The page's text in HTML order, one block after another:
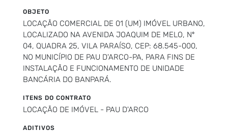
OBJETO
LOCAÇÃO COMERCIAL DE 01 (UM) IMÓVEL URBANO,
LOCALIZADO NA AVENIDA JOAQUIM DE MELO, Nº
04, QUADRA 25, VILA PARAÍSO, CEP: 68.545-000,
NO MUNICÍPIO DE PAU D'ARCO-PA, PARA FINS DE
INSTALAÇÃO E FUNCIONAMENTO DE UNIDADE
BANCÁRIA DO BANPARÁ.
ITENS DO CONTRATO
LOCAÇÃO DE IMÓVEL - PAU D'ARCO
ADITIVOS